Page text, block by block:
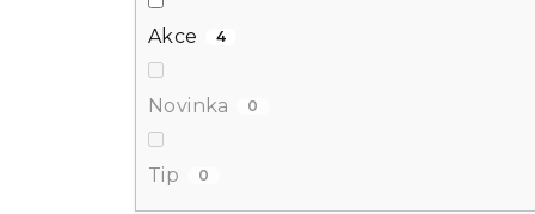
Akce 4
Novinka 0
Tip 0